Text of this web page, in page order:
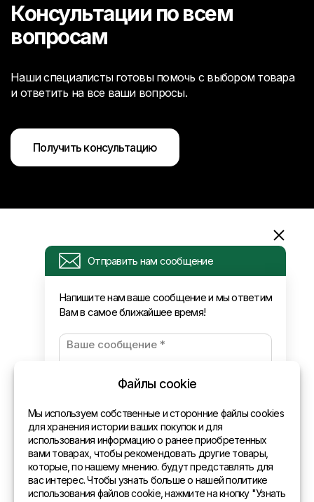
Консультации по всем
вопросам
Наши специалисты готовы помочь с выбором товара
и ответить на все ваши вопросы.
Получить консультацию
Отправить нам сообщение
Напишите нам ваше сообщение и мы ответим
Вам в самое ближайшее время!
Информация
Запрос
Оплата и доставка
Политика конфиденциальности
Контакты
Общая информация
Представительства в мире
Файлы cookie
Мы используем собственные и сторонние файлы cookies
для хранения истории ваших покупок и для
использования информацию о ранее приобретенных
вами товарах, чтобы рекомендовать другие товары,
которые, по нашему мнению. будут представлять для
вас интерес. Чтобы узнать больше о нашей политике
использования файлов cookie, нажмите на кнопку "Узнать